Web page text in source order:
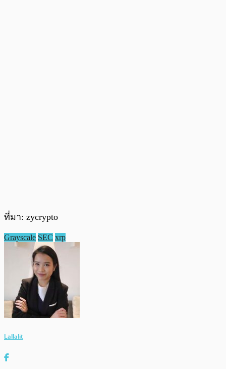
ที่มา: zycrypto
Grayscale SEC xrp
Lallalit